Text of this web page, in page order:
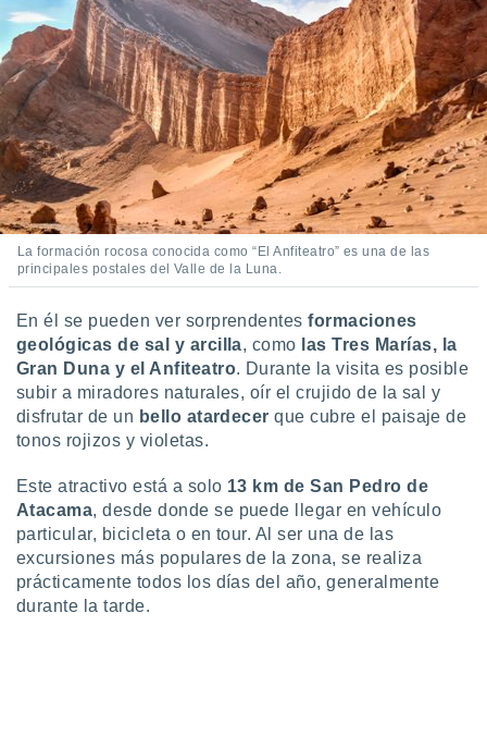
de
1199
La formación rocosa conocida como “El Anfiteatro” es una de las
principales postales del Valle de la Luna.
En él se pueden ver sorprendentesformaciones
geológicas de sal y arcilla, como las Tres Marías, la
Gran Duna y el Anfiteatro. Durante la visita es posible
subir a miradores naturales, oír el crujido de la sal y
disfrutar de un bello atardecer que cubre el paisaje de
tonos rojizos y violetas.
Este atractivo está a solo 13 km de San Pedro de
Atacama, desde donde se puede llegar en vehículo
particular, bicicleta o en tour. Al ser una de las
excursiones más populares de la zona, se realiza
prácticamente todos los días del año, generalmente
durante la tarde.